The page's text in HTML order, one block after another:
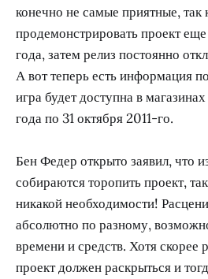
конечно не самые приятные,
продемонстрировать проект
года, затем релиз постоянно
А вот теперь есть информация
игра будет доступна в
года по 31 октября 2011-го.
Бен Федер открыто заявил, что
собираются торопить проект,
никакой необходимости!
абсолютно по разному,
времени и средств. Хотя скорее
проект должен раскрыться и